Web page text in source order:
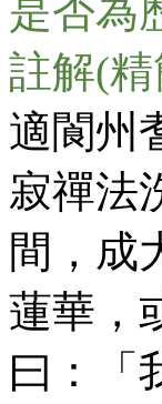
是否為
註解(精
適閬州
寂禪法
間，成
蓮華，
曰：「